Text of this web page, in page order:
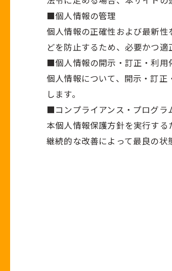
■個人情報の管理
個人情報の正確性および最新
どを防止するため、必要かつ適
■個人情報の開示・訂正・利用
個人情報について、開示・訂
します。
■コンプライアンス・プログラ
本個人情報保護方針を実行す
継続的な改善によって最良の状